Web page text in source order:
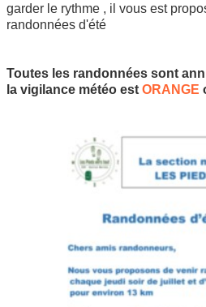
garder le rythme , il vous est
randonnées d'été
Toutes les randonnées sont
la vigilance météo est ORANGE